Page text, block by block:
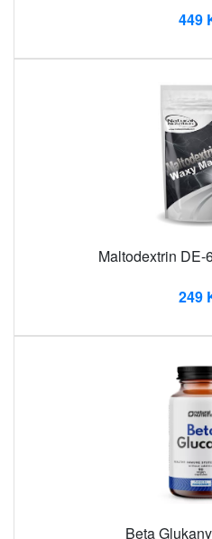
449
Maltodextrin DE-
249
Beta